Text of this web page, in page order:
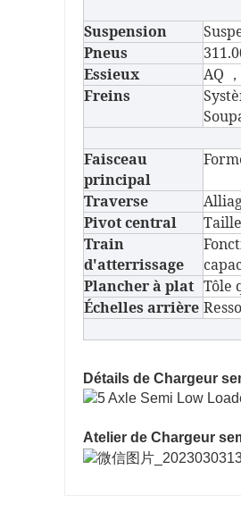
Suspension
Pneus
Essieux
AQ ，
Freins
Faisceau
principal
Traverse
Pivot central
Train
d'atterrissage
Plancher à plat Tôle
Échelles arrière
Détails de Chargeur
Atelier de Chargeur